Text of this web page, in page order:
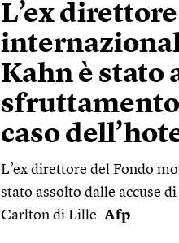
L’ex
Kahn è stato
caso
L’ex direttore del Fondo
stato assolto dalle accuse
Carlton di Lille. Afp